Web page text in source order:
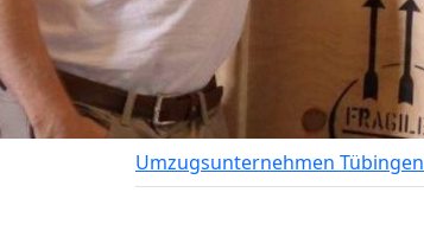
Umzugsunternehmen Tübingen